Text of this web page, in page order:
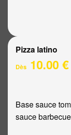
Pizza latino
Dès 10.00 €
Base sauce
sauce barbecue